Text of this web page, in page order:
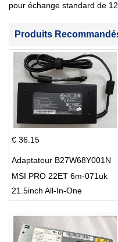
pour échange standard de
Produits
€ 36.15
Adaptateur B27W68Y001N
MSI PRO 22ET 6m-071uk
21.5inch All-In-One